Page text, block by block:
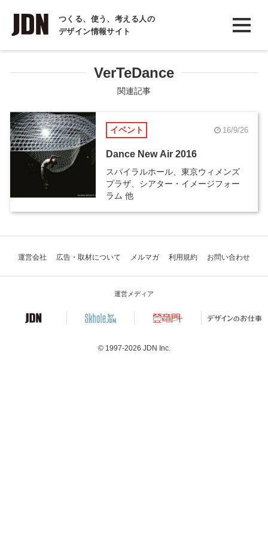
つくる、使う、考える人の
デザイン情報サイト
INTERVIEW
インタビュー
COLUMN
コラム
VerTeDance
関連記事
イベント 16/9/26
Dance New Air 2016
スパイラルホール、東京ウィメンズ
プラザ、シアター・イメージフォー
ラム 他
運営会社 広告・取材について メルマガ 利用規約 お問い合わせ
運営メディア
© 1997-2026 JDN Inc.